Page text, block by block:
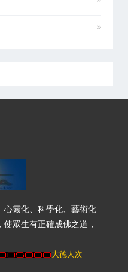
心靈化、科學化、藝術化
眾生有正確成佛之道，
大德人次